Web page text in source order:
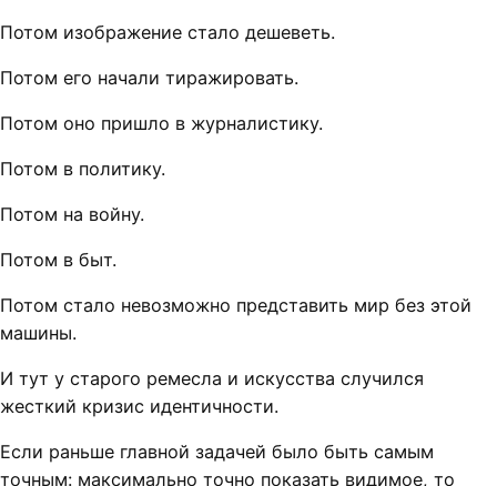
Потом изображение стало дешеветь.
Потом его начали тиражировать.
Потом оно пришло в журналистику.
Потом в политику.
Потом на войну.
Потом в быт.
Потом стало невозможно представить мир без этой
машины.
И тут у старого ремесла и искусства случился
жесткий кризис идентичности.
Если раньше главной задачей было быть самым
точным: максимально точно показать видимое, то